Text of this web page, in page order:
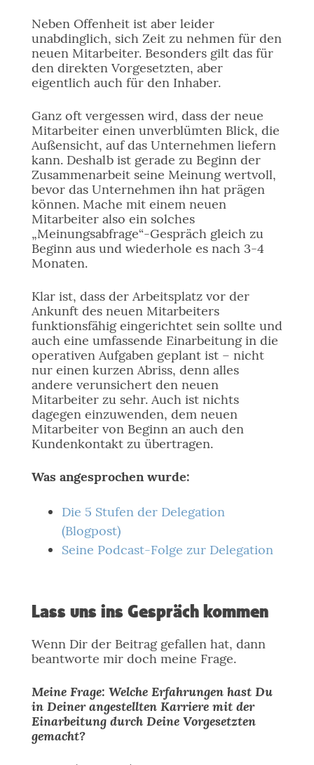
Neben Offenheit ist aber leider
unabdinglich, sich Zeit zu nehmen für den
neuen Mitarbeiter. Besonders gilt das für
den direkten Vorgesetzten, aber
eigentlich auch für den Inhaber.
Ganz oft vergessen wird, dass der neue
Mitarbeiter einen unverblümten Blick, die
Außensicht, auf das Unternehmen liefern
kann. Deshalb ist gerade zu Beginn der
Zusammenarbeit seine Meinung wertvoll,
bevor das Unternehmen ihn hat prägen
können. Mache mit einem neuen
Mitarbeiter also ein solches
„Meinungsabfrage“-Gespräch gleich zu
Beginn aus und wiederhole es nach 3-4
Monaten.
Klar ist, dass der Arbeitsplatz vor der
Ankunft des neuen Mitarbeiters
funktionsfähig eingerichtet sein sollte und
auch eine umfassende Einarbeitung in die
operativen Aufgaben geplant ist – nicht
nur einen kurzen Abriss, denn alles
andere verunsichert den neuen
Mitarbeiter zu sehr. Auch ist nichts
dagegen einzuwenden, dem neuen
Mitarbeiter von Beginn an auch den
Kundenkontakt zu übertragen.
Was angesprochen wurde:
Die 5 Stufen der Delegation
(Blogpost)
Seine Podcast-Folge zur Delegation
Lass uns ins Gespräch kommen
Wenn Dir der Beitrag gefallen hat, dann
beantworte mir doch meine Frage.
Meine Frage: Welche Erfahrungen hast Du
in Deiner angestellten Karriere mit der
Einarbeitung durch Deine Vorgesetzten
gemacht?